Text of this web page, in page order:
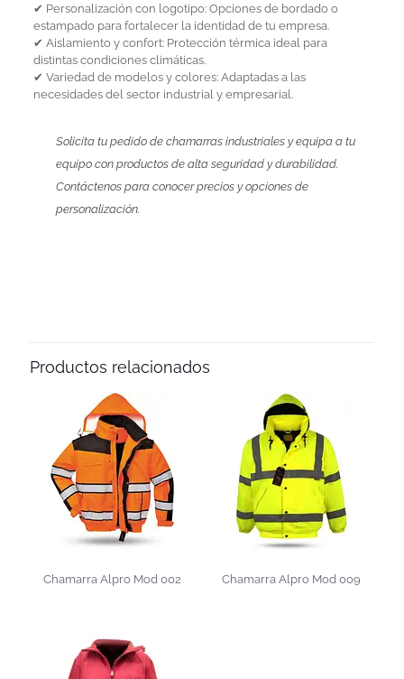
✔ Personalización con logotipo: Opciones de bordado o
estampado para fortalecer la identidad de tu empresa.
✔ Aislamiento y confort: Protección térmica ideal para
distintas condiciones climáticas.
✔ Variedad de modelos y colores: Adaptadas a las
necesidades del sector industrial y empresarial.
Solicita tu pedido de chamarras industriales y equipa a tu
equipo con productos de alta seguridad y durabilidad.
Contáctenos para conocer precios y opciones de
personalización.
Productos relacionados
Chamarra Alpro Mod 002 Chamarra Alpro Mod 009